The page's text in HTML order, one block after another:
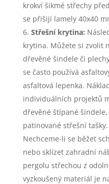
krokví šikmé střechy
se přišijí lamely 40x40
Střešní krytina:
krytina. Můžete si zvolit
dřevěné šindele či
se často používá
asfaltová lepenka.
individuálních projektů
dřevěné štípané
patinované střešní
Nechceme-li se běžet
nebo sklízet zahradní
pergolu střechou z
vyzkoušený materiál je